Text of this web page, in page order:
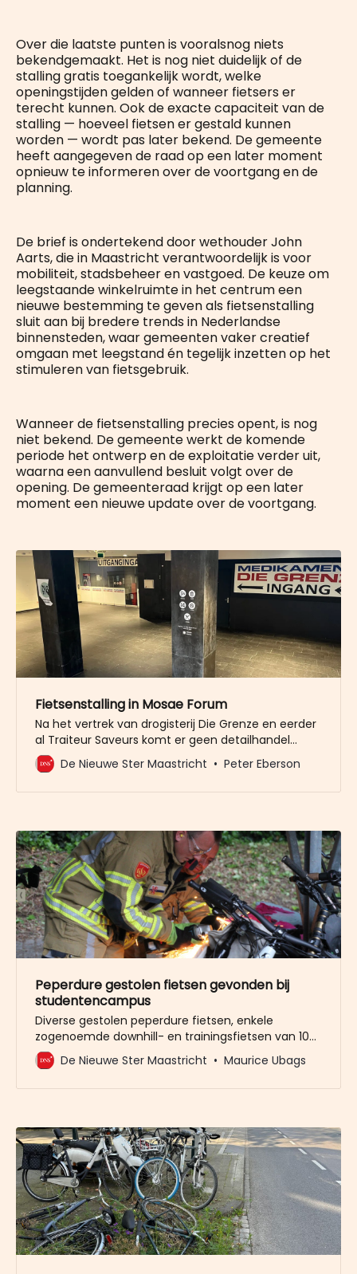
Over die laatste punten is vooralsnog niets
bekendgemaakt. Het is nog niet duidelijk of de
stalling gratis toegankelijk wordt, welke
openingstijden gelden of wanneer fietsers er
terecht kunnen. Ook de exacte capaciteit van de
stalling — hoeveel fietsen er gestald kunnen
worden — wordt pas later bekend. De gemeente
heeft aangegeven de raad op een later moment
opnieuw te informeren over de voortgang en de
planning.
De brief is ondertekend door wethouder John
Aarts, die in Maastricht verantwoordelijk is voor
mobiliteit, stadsbeheer en vastgoed. De keuze om
leegstaande winkelruimte in het centrum een
nieuwe bestemming te geven als fietsenstalling
sluit aan bij bredere trends in Nederlandse
binnensteden, waar gemeenten vaker creatief
omgaan met leegstand én tegelijk inzetten op het
stimuleren van fietsgebruik.
Wanneer de fietsenstalling precies opent, is nog
niet bekend. De gemeente werkt de komende
periode het ontwerp en de exploitatie verder uit,
waarna een aanvullend besluit volgt over de
opening. De gemeenteraad krijgt op een later
moment een nieuwe update over de voortgang.
Fietsenstalling in Mosae Forum
Na het vertrek van drogisterij Die Grenze en eerder
al Traiteur Saveurs komt er geen detailhandel
meer op die plek in winkelcentrum Mosae Forum.
De gemeente gaat de ruimtes huren om er een
gemeente
De Nieuwe Ster Maastricht Peter Eberson
Peperdure gestolen fietsen gevonden bij
studentencampus
Diverse gestolen peperdure fietsen, enkele
zogenoemde downhill- en trainingsfietsen van 10
mille per stuk, zijn vrijdagavond teruggevonden op
de studentencampus van Xior aan de
Dat platform berichtte een dag
De Nieuwe Ster Maastricht Maurice Ubags